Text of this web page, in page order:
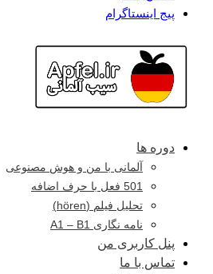
پیج اینستاگرام
دوره ها
آلمانی با من و هوش مصنوعی
501 فعل با حرف اضافه
تحلیل فیلم (hören)
نامه نگاری A1 – B1
پنل کاربری من
تماس با ما